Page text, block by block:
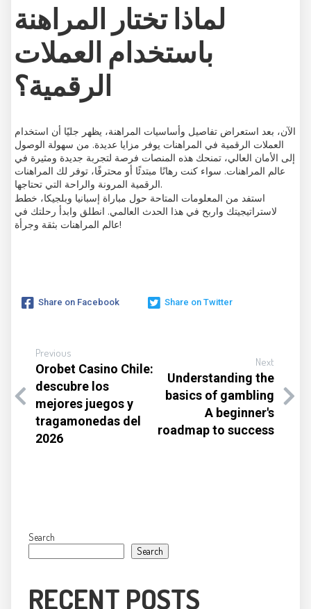
لماذا تختار المراهنة
باستخدام العملات
الرقمية؟
الآن، بعد استعراض تفاصيل وأساسيات المراهنة، يظهر جليًا أن استخدام
العملات الرقمية في المراهنات يوفر مزايا عديدة. من سهولة الوصول
إلى الأمان العالي، تمنحك هذه المنصات فرصة لتجربة جديدة ومثيرة في
عالم المراهنات. سواء كنت رهانًا مبتدئًا أو محترفًا، توفر لك المراهنات
الرقمية المرونة والراحة التي تحتاجها.
استفد من المعلومات المتاحة حول مباراة إسبانيا وبلجيكا، خطط
لاستراتيجيتك واربح في هذا الحدث العالمي. انطلق وابدأ رحلتك في
عالم المراهنات بثقة وجرأة!
Share on Facebook Share on Twitter
Previous
Orobet Casino Chile:
descubre los
mejores juegos y
tragamonedas del
2026
Next
Understanding the
basics of gambling
A beginner's
roadmap to success
Search
Search
RECENT POSTS